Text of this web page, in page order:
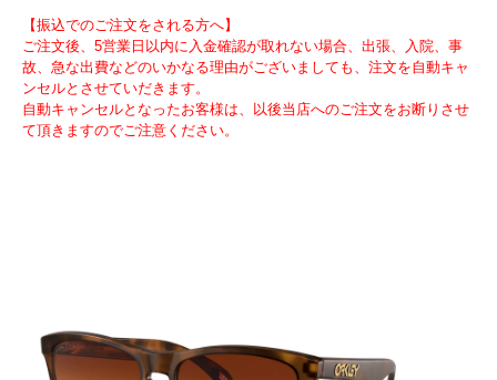
【振込でのご注文をされる方へ】
ご注文後、5営業日以内に入金確認が取れない場合、出張、入院、事
故、急な出費などのいかなる理由がございましても、注文を自動キャ
ンセルとさせていだきます。
自動キャンセルとなったお客様は、以後当店へのご注文をお断りさせ
て頂きますのでご注意ください。